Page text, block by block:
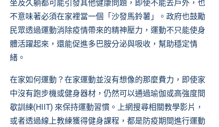
坐及久躺都可能引發其他健康問題，即使不能去戶外，也
不意味著必須在家裡當一個「沙發馬鈴薯」。政府也鼓勵
民眾透過運動消除疫情帶來的精神壓力，運動不只能使身
體活躍起來，還能促進多巴胺分泌與吸收，幫助穩定情
緒。
在家如何運動？在家運動並沒有想像的那麼費力，即使家
中沒有跑步機或健身器材，仍然可以通過瑜伽或高強度間
歇訓練(HIIT) 來保持運動習慣。上網搜尋相關教學影片，
或者透過線上教練獲得健身課程，都是防疫期間進行運動